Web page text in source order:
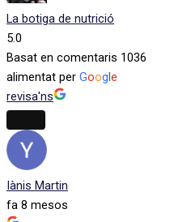
La botiga de nutrició
5.0
Basat en comentaris 1036
alimentat per Google
revisa'ns
Iànis Martin
fa 8 mesos